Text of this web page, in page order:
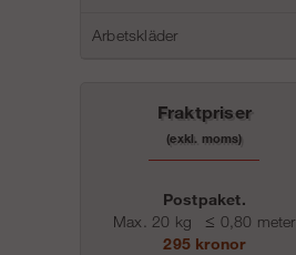
Arbetskläder
Fraktpriser
(exkl. moms)
Postpaket.
Max. 20 kg
≤ 0,80 meter
295 kronor